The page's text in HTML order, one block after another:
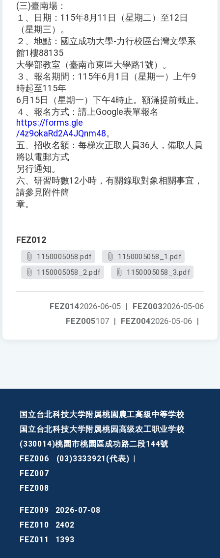
(三)臺南場：
１、日期：115年8月11日（星期二）至12日
（星期三）。
２、地點：國立成功大學-力行校區台灣文學系
館1樓88135
大學部教室（臺南市東區大學路1號）。
３、報名期間：115年6月1日（星期一）上午9
時起至115年
6月15日（星期一）下午4時止。額滿提前截止。
４、報名方式：請上Google表單報名
https://forms.gle
/4z9okaRd2A4JQnm48。
五、招收名額：每梯次正取人員36人，備取人員
將以電郵方式
另行通知。
六、研習時數12小時，有關錄取對象相關事宜，
請參見附件簡
章。
FEZ012
1150005058.pdf
1150005058_1.pdf
1150005058_2.pdf
1150005058_3.pdf
FEZ0032026-05-06
FEZ0142026-06-05 |
FEZ0042026-05-06 |
FEZ005107 |
国立台北科技大学附属桃園農工高級中等学校
国立台北科技大学附属桃园高级农工职业学校
(330014)桃園市桃園區成功路二段144號
FEZ006
(03)3333921(代表)
FEZ007
FEZ008
FEZ009
2026-07-08
FEZ010
2402
FEZ011
1393